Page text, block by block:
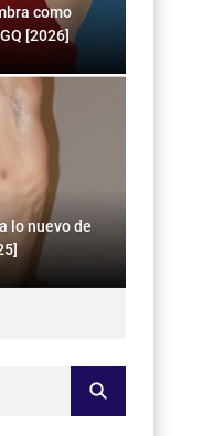
como
[2026]
lo nuevo de